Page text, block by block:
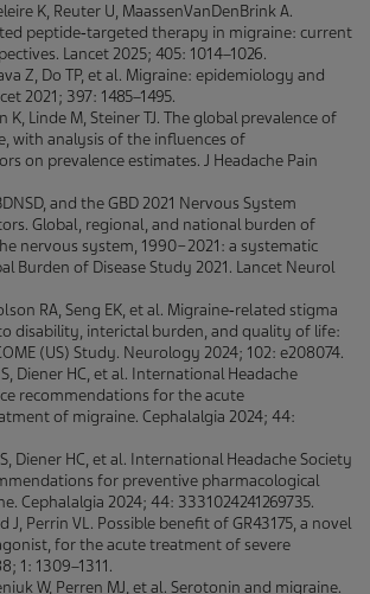
K, Reuter U, MaassenVanDenBrink A.
peptide‑targeted therapy in migraine: current
Lancet 2025; 405: 1014–1026.
Z, Do TP, et al. Migraine: epidemiology and
2021; 397: 1485–1495.
K, Linde M, Steiner TJ. The global prevalence of
with analysis of the influences of
on prevalence estimates. J Headache Pain
and the GBD 2021 Nervous System
Global, regional, and national burden of
nervous system, 1990−2021: a systematic
Burden of Disease Study 2021. Lancet Neurol
RA, Seng EK, et al. Migraine‑related stigma
disability, interictal burden, and quality of life:
(US) Study. Neurology 2024; 102: e208074.
Diener HC, et al. International Headache
recommendations for the acute
of migraine. Cephalalgia 2024; 44:
Diener HC, et al. International Headache Society
for preventive pharmacological
Cephalalgia 2024; 44: 3331024241269735.
J, Perrin VL. Possible benefit of GR43175, a novel
for the acute treatment of severe
1: 1309–1311.
W, Perren MJ, et al. Serotonin and migraine.